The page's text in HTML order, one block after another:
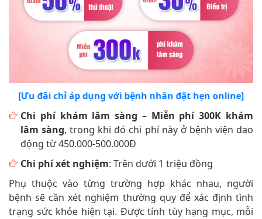
[Ưu đãi chỉ áp dụng với bệnh nhân đặt hẹn online]
Chi phí khám lâm sàng–Miễn phí 300K khám
lâm sàng, trong khi đó chi phí này ở bệnh viện dao
động từ 450.000-500.000Đ
Chi phí xét nghiệm: Trên dưới 1 triệu đồng
Phụ thuộc vào từng trường hợp khác nhau, người
bệnh sẽ cần xét nghiệm thường quy để xác định tình
trạng sức khỏe hiện tại. Được tính tùy hạng mục, mỗi
hạng mục từ 50.000 – 200.000 VNĐ. Làm hạng mục nào
tính tiền hạng mục đó. Có bảng giá niêm yết tại phòng
khám theo quy định của sở y tế.